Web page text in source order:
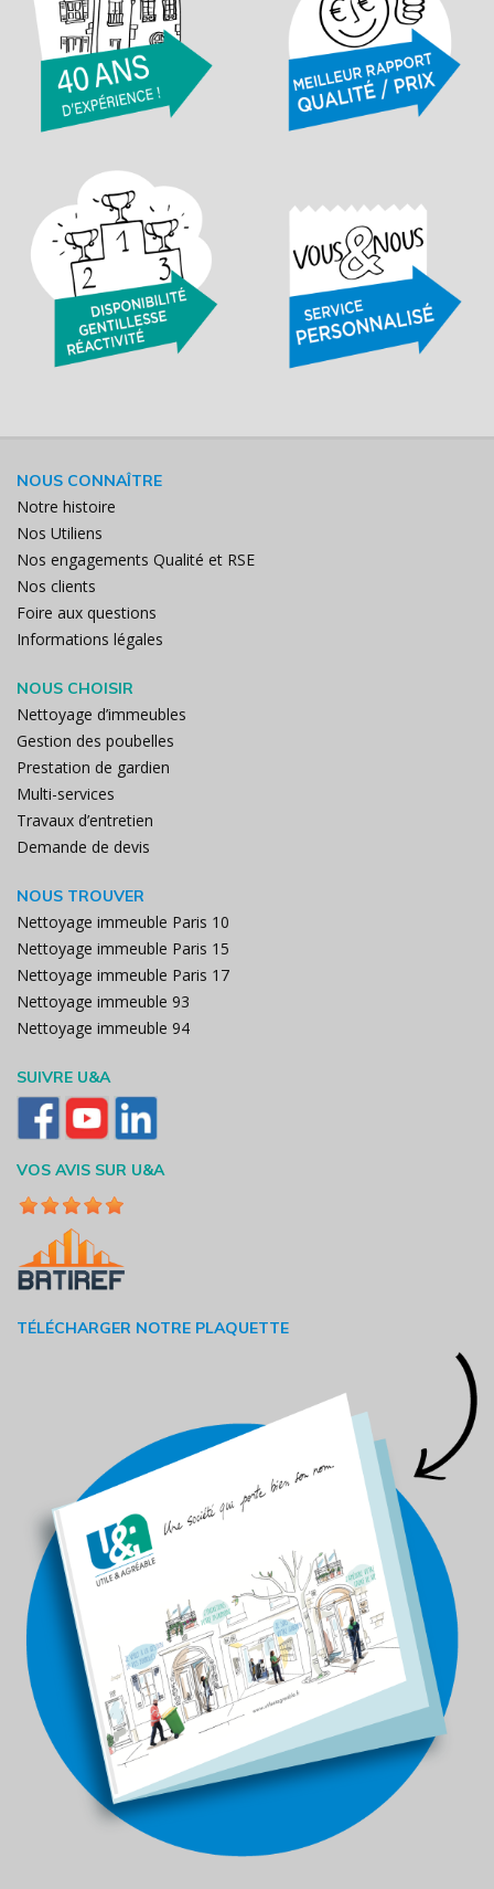
NOUS CONNAÎTRE
Notre histoire
Nos Utiliens
Nos engagements Qualité et RSE
Nos clients
Foire aux questions
Informations légales
NOUS CHOISIR
Nettoyage d’immeubles
Gestion des poubelles
Prestation de gardien
Multi-services
Travaux d’entretien
Demande de devis
NOUS TROUVER
Nettoyage immeuble Paris 10
Nettoyage immeuble Paris 15
Nettoyage immeuble Paris 17
Nettoyage immeuble 93
Nettoyage immeuble 94
SUIVRE U&A
VOS AVIS SUR U&A
TÉLÉCHARGER NOTRE PLAQUETTE